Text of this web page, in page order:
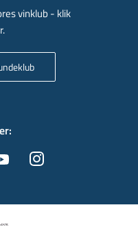
vinklub - klik
: